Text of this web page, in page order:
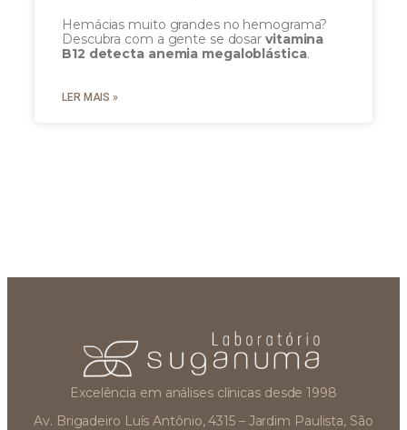
Hemácias muito grandes no hemograma?
Descubra com a gente se dosar vitamina
B12 detecta anemia megaloblástica.
LER MAIS »
Excelência em análises clínicas desde 1998
Av. Brigadeiro Luís Antônio, 4315 – Jardim Paulista, São